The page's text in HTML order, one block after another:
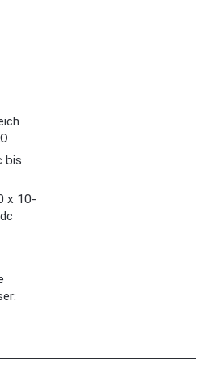
bis
x 10-